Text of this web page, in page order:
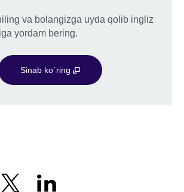
va bolangizga uyda qolib ingliz
yordam bering.
Sinab ko`ring